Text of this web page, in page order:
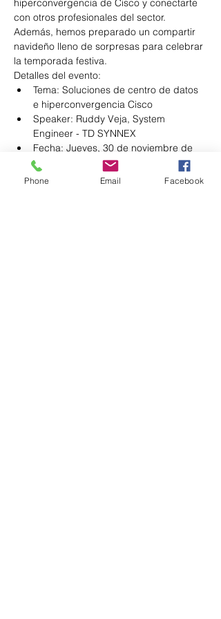
hiperconvergencia de Cisco y conectarte
con otros profesionales del sector.
Además, hemos preparado un compartir
navideño lleno de sorpresas para celebrar
la temporada festiva.
Detalles del evento:
Tema: Soluciones de centro de datos
e hiperconvergencia Cisco
Speaker: Ruddy Veja, System
Engineer - TD SYNNEX
Fecha: Jueves, 30 de noviembre de
2023
Hora: 6:00 PM
Phone Email Facebook